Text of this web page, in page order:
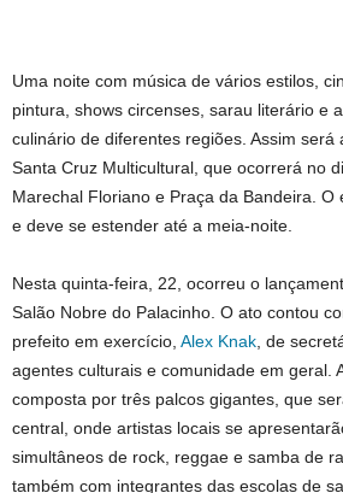
Uma noite com música de vários estilos,
pintura, shows circenses, sarau literário e
culinário de diferentes regiões. Assim será
Santa Cruz Multicultural, que ocorrerá no
Marechal Floriano e Praça da Bandeira. O
e deve se estender até a meia-noite.
Nesta quinta-feira, 22, ocorreu o
Salão Nobre do Palacinho. O ato contou
prefeito em exercício, Alex Knak, de
agentes culturais e comunidade em geral.
composta por três palcos gigantes, que
central, onde artistas locais se
simultâneos de rock, reggae e samba de
também com integrantes das escolas de